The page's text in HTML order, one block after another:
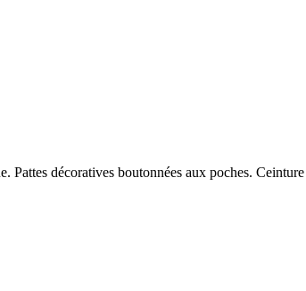
décoratives boutonnées aux poches.